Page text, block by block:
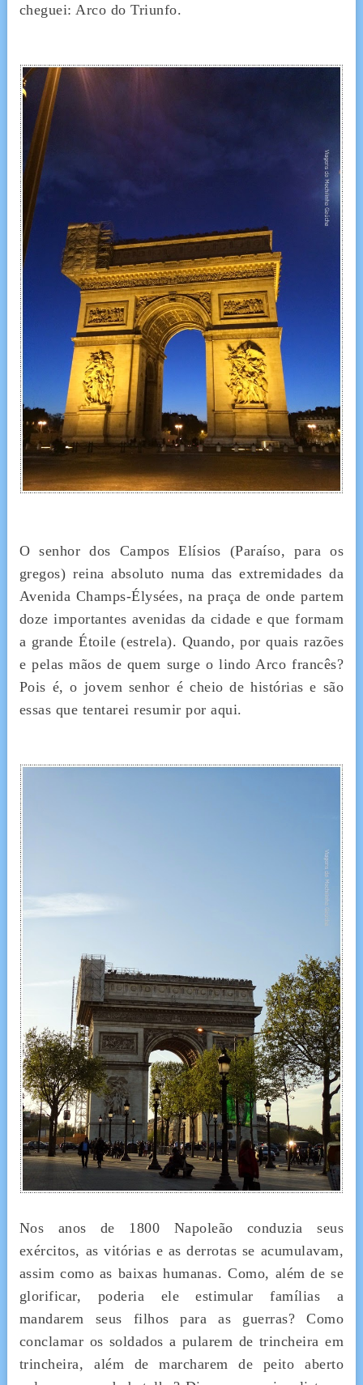
cheguei: Arco do Triunfo.
O senhor dos Campos Elísios (Paraíso, para os
gregos) reina absoluto numa das extremidades da
Avenida Champs-Élysées, na praça de onde partem
doze importantes avenidas da cidade e que formam
a grande Étoile (estrela). Quando, por quais razões
e pelas mãos de quem surge o lindo Arco francês?
Pois é, o jovem senhor é cheio de histórias e são
essas que tentarei resumir por aqui.
Nos anos de 1800 Napoleão conduzia seus
exércitos, as vitórias e as derrotas se acumulavam,
assim como as baixas humanas. Como, além de se
glorificar, poderia ele estimular famílias a
mandarem seus filhos para as guerras? Como
conclamar os soldados a pularem de trincheira em
trincheira, além de marcharem de peito aberto